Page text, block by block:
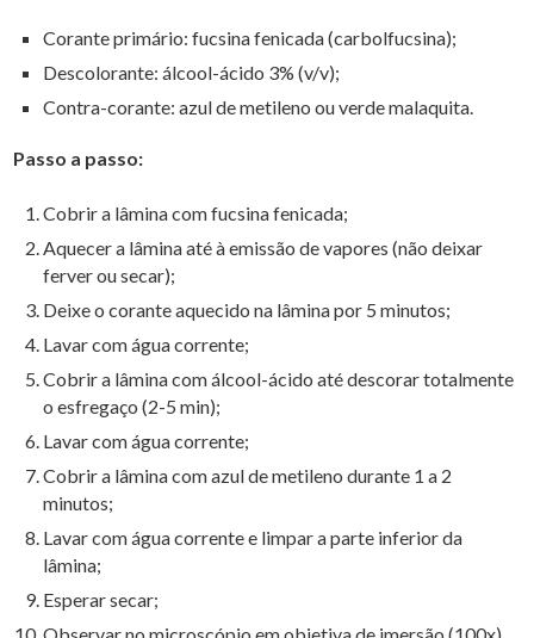
Corante primário: fucsina fenicada (carbolfucsina);
Descolorante: álcool-ácido 3% (v/v);
Contra-corante: azul de metileno ou verde malaquita.
Passo a passo:
Cobrir a lâmina com fucsina fenicada;
Aquecer a lâmina até à emissão de vapores (não deixar
ferver ou secar);
Deixe o corante aquecido na lâmina por 5 minutos;
Lavar com água corrente;
Cobrir a lâmina com álcool-ácido até descorar totalmente
o esfregaço (2-5 min);
Lavar com água corrente;
Cobrir a lâmina com azul de metileno durante 1 a 2
minutos;
Lavar com água corrente e limpar a parte inferior da
lâmina;
Esperar secar;